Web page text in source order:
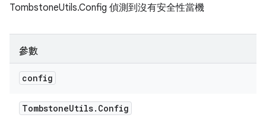
TombstoneUtils.Config 偵測到沒有安全性當機
參數
config
TombstoneUtils. Config